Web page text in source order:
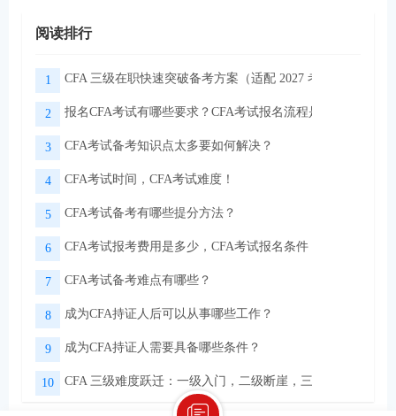
阅读排行
1 CFA 三级在职快速突破备考方案（适配 2027 考季）
2 报名CFA考试有哪些要求？CFA考试报名流程是怎样的？
3 CFA考试备考知识点太多要如何解决？
4 CFA考试时间，CFA考试难度！
5 CFA考试备考有哪些提分方法？
6 CFA考试报考费用是多少，CFA考试报名条件！
7 CFA考试备考难点有哪些？
8 成为CFA持证人后可以从事哪些工作？
9 成为CFA持证人需要具备哪些条件？
10 CFA 三级难度跃迁：一级入门，二级断崖，三级实战